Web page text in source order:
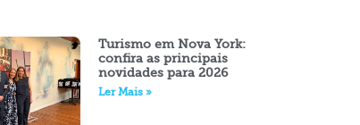
Turismo em Nova York:
confira as principais
novidades para 2026
Ler Mais »